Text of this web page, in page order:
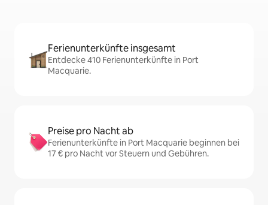
Ferienunterkünfte insgesamt
Entdecke 410 Ferienunterkünfte in Port
Macquarie.
Preise pro Nacht ab
Ferienunterkünfte in Port Macquarie beginnen bei
17 € pro Nacht vor Steuern und Gebühren.